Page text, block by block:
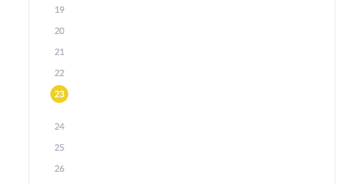
19
20
21
22
23
24
25
26